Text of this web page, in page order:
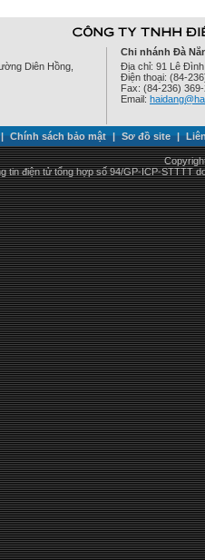
Diên Hồng,
Chi nhánh Đà
Địa chỉ: 91 Lê
Điện thoại: (84-
Fax: (84-236)
Email:
| Chính sách bảo mật | Sơ đồ site |
tin điện tử tổng hợp số 94/GP-ICP-STTTT